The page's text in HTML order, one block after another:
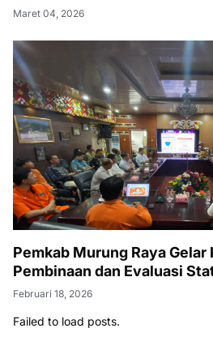
Maret 04, 2026
Pemkab Murung Raya
Pembinaan dan Evaluasi
Februari 18, 2026
Failed to load posts.